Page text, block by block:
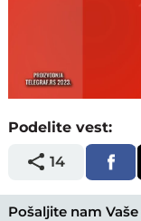
Unmute
Podelite vest:
14
Pošaljite nam